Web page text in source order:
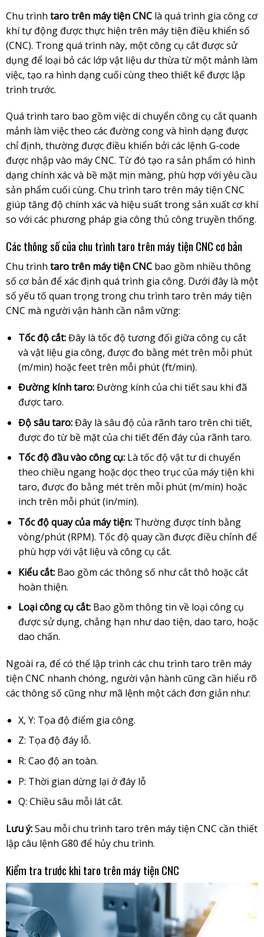
Chu trình taro trên máy tiện CNClà quá trình gia công cơ
khí tự động được thực hiện trên máy tiện điều khiển số
(CNC). Trong quá trình này, một công cụ cắt được sử
dụng để loại bỏ các lớp vật liệu dư thừa từ một mảnh làm
việc, tạo ra hình dạng cuối cùng theo thiết kế được lập
trình trước.
Quá trình taro bao gồm việc di chuyển công cụ cắt quanh
mảnh làm việc theo các đường cong và hình dạng được
chỉ định, thường được điều khiển bởi các lệnh G-code
được nhập vào máy CNC. Từ đó tạo ra sản phẩm có hình
dạng chính xác và bề mặt mịn màng, phù hợp với yêu cầu
sản phẩm cuối cùng. Chu trình taro trên máy tiện CNC
giúp tăng độ chính xác và hiệu suất trong sản xuất cơ khí
so với các phương pháp gia công thủ công truyền thống.
Các thông số của chu trình taro trên máy tiện CNC cơ bản
Chu trình taro trên máy tiện CNCbao gồm nhiều thông
số cơ bản để xác định quá trình gia công. Dưới đây là một
số yếu tố quan trọng trong chu trình taro trên máy tiện
CNC mà người vận hành cần nắm vững:
Tốc độ cắt:Đây là tốc độ tương đối giữa công cụ cắt
và vật liệu gia công, được đo bằng mét trên mỗi phút
(m/min) hoặc feet trên mỗi phút (ft/min).
Đường kính taro:Đường kính của chi tiết sau khi đã
được taro.
Độ sâu taro:Đây là sâu độ của rãnh taro trên chi tiết,
được đo từ bề mặt của chi tiết đến đáy của rãnh taro.
Tốc độ đầu vào công cụ:Là tốc độ vật tư di chuyển
theo chiều ngang hoặc dọc theo trục của máy tiện khi
taro, được đo bằng mét trên mỗi phút (m/min) hoặc
inch trên mỗi phút (in/min).
Tốc độ quay của máy tiện:Thường được tính bằng
vòng/phút (RPM). Tốc độ quay cần được điều chỉnh để
phù hợp với vật liệu và công cụ cắt.
Kiểu cắt:Bao gồm các thông số như cắt thô hoặc cắt
hoàn thiện.
Loại công cụ cắt:Bao gồm thông tin về loại công cụ
được sử dụng, chẳng hạn như dao tiện, dao taro, hoặc
dao chấn.
Ngoài ra, để có thể lập trình các chu trình taro trên máy
tiện CNC nhanh chóng, người vận hành cũng cần hiểu rõ
các thông số cũng như mã lệnh một cách đơn giản như:
X, Y: Tọa độ điểm gia công.
Z: Tọa độ đáy lỗ.
R: Cao độ an toàn.
P: Thời gian dừng lại ở đáy lỗ
Q: Chiều sâu mỗi lát cắt.
Lưu ý:Sau mỗi chu trình taro trên máy tiện CNC cần thiết
lập câu lệnh G80 để hủy chu trình.
Kiểm tra trước khi taro trên máy tiện CNC